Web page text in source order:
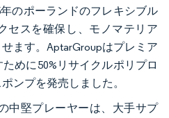
のポーランドのフレキシブル
セスを確保し、モノマテリア
ます。AptarGroupはプレミア
めに50%リサイクルポリプロ
ポンプを発売しました。
中堅プレーヤーは、大手サプ